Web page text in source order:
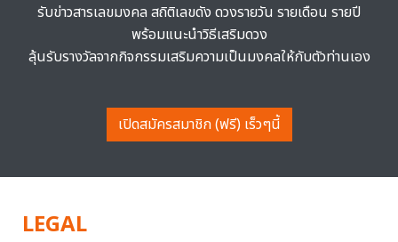
รับข่าวสารเลขมงคล สถิติเลขดัง ดวงรายวัน รายเดือน รายปี
พร้อมแนะนำวิธีเสริมดวง
ลุ้นรับรางวัลจากกิจกรรมเสริมความเป็นมงคลให้กับตัวท่านเอง
เปิดสมัครสมาชิก (ฟรี) เร็วๆนี้
LEGAL